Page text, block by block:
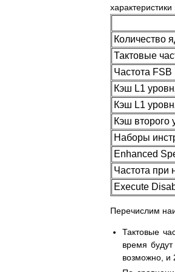
Количество
Тактовые
Частота FSB
Кэш L1
Кэш L1
Кэш второго
Наборы
Enhanced
Частота при
Execute
Перечислим
Тактовые
время
возможно, и